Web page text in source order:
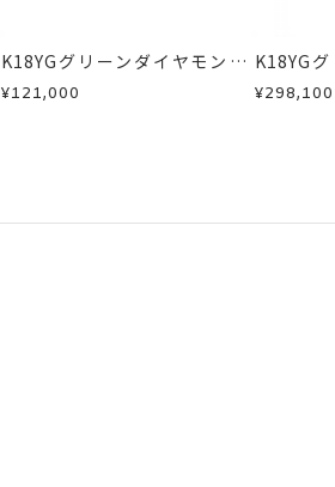
K18YGグリーンダイヤモンド/
カラーサファイア/ダイヤモン
¥121,000
K18YG
カラーサ
¥298,100